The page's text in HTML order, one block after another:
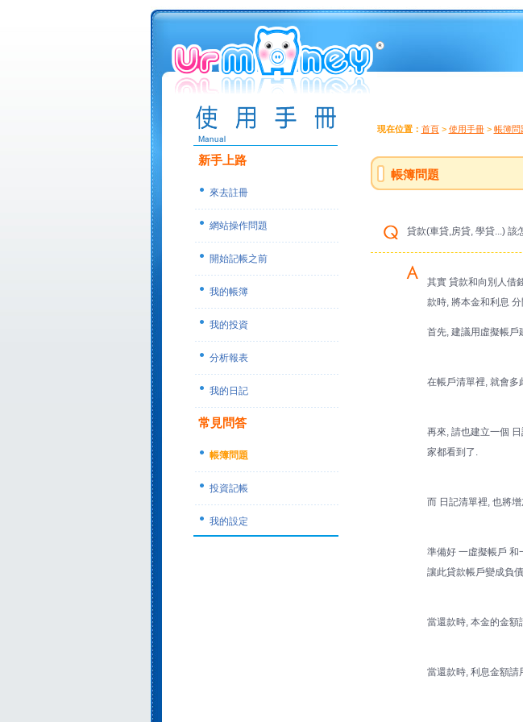
新手上路
來去註冊
網站操作問題
開始記帳之前
我的帳簿
我的投資
分析報表
我的日記
常見問答
帳簿問題
投資記帳
我的設定
現在位置： 首頁> 使用手冊> 帳簿問
帳簿問題
貸款(車貸,房貸, 學貸...) 該
其實 貸款和向別人借
款時, 將本金和利息
首先, 建議用虛擬帳戶
在帳戶清單裡, 就會多
再來, 請也建立一個
家都看到了.
而 日記清單裡, 也將
準備好 一虛擬帳戶 和
讓此貸款帳戶變成負
當還款時, 本金的金額
當還款時, 利息金額請